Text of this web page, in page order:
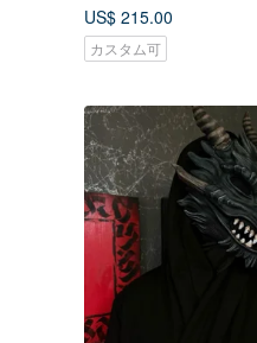
US$ 215.00
カスタム可